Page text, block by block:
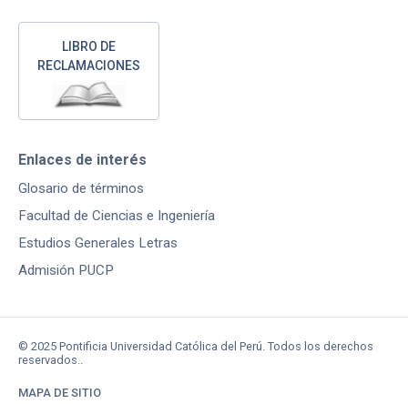
LIBRO DE
RECLAMACIONES
Enlaces de interés
Glosario de términos
Facultad de Ciencias e Ingeniería
Estudios Generales Letras
Admisión PUCP
© 2025 Pontificia Universidad Católica del Perú. Todos los derechos
reservados..
MAPA DE SITIO